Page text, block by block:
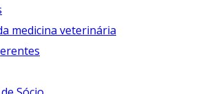
medicina veterinária